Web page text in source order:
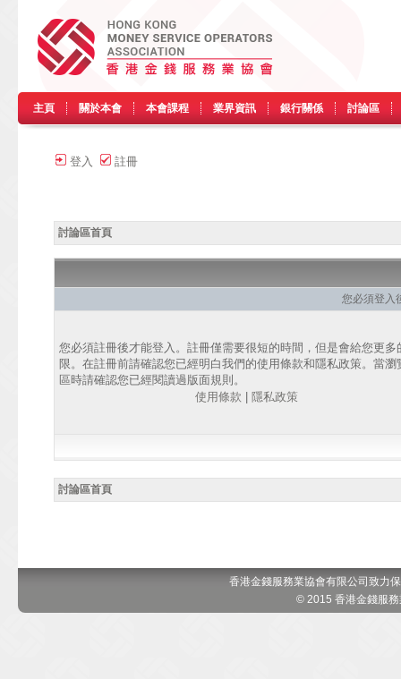
主頁 關於本會 本會課程 業界資訊 銀行關係 討論區
登入 註冊
討論區首頁
您必須登入
您必須註冊後才能登入。註冊僅需要很短的時間，但是會給您更多
限。在註冊前請確認您已經明白我們的使用條款和隱私政策。當瀏
區時請確認您已經閱讀過版面規則。
使用條款
隱私政策
討論區首頁
香港金錢服務業協會有限公司致力
© 2015 香港金錢服